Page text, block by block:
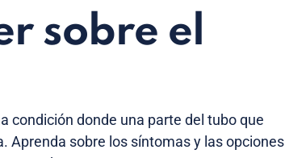
sobre el
condición donde una parte del tubo que
Aprenda sobre los síntomas y las opciones